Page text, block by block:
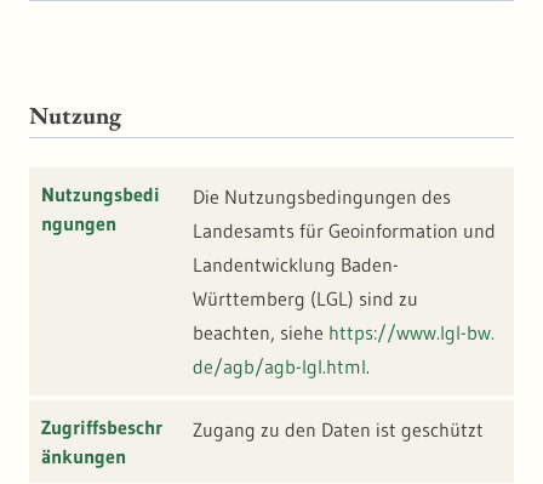
Nutzung
Nutzungsbedi
ngungen
Die Nutzungsbedingungen des
Landesamts für Geoinformation und
Landentwicklung Baden-
Württemberg (LGL) sind zu
beachten, siehe https://www.lgl-bw.
de/agb/agb-lgl.html.
Zugriffsbeschr
änkungen
Zugang zu den Daten ist geschützt